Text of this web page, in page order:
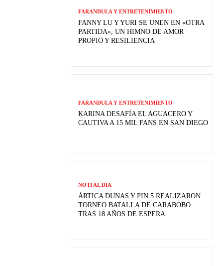
FARANDULA Y ENTRETENIMIENTO
FANNY LU Y YURI SE UNEN EN «OTRA
PARTIDA», UN HIMNO DE AMOR
PROPIO Y RESILIENCIA
FARANDULA Y ENTRETENIMIENTO
KARINA DESAFÍA EL AGUACERO Y
CAUTIVA A 15 MIL FANS EN SAN DIEGO
NOTI AL DIA
ÁRTICA DUNAS Y PIN 5 REALIZARON
TORNEO BATALLA DE CARABOBO
TRAS 18 AÑOS DE ESPERA